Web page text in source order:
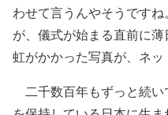
わせて言うんやそうです
が、儀式が始まる直前に
虹がかかった写真が、ネッ
二千数百年もずっと続い